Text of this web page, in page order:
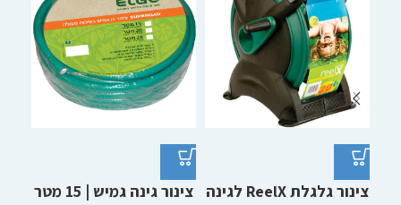
צינור גלגלת ReelX לגינה
צינור גינה גמיש | 15 מטר